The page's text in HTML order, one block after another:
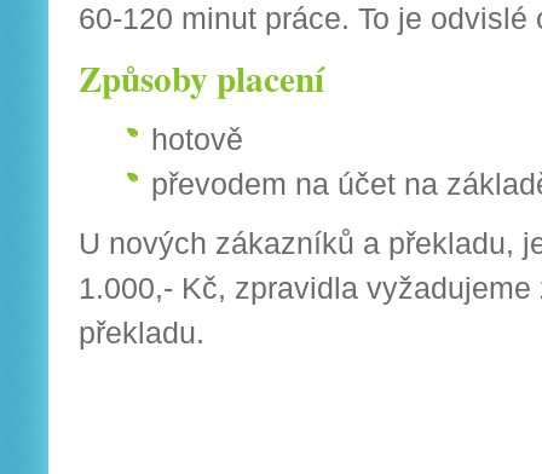
60-120 minut práce. To je
Způsoby placení
hotově
převodem na účet na
U nových zákazníků a překladu,
1.000,- Kč, zpravidla
překladu.